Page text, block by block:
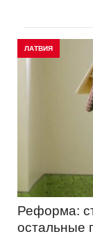
ЛАТВИЯ
Реформа:
остальные